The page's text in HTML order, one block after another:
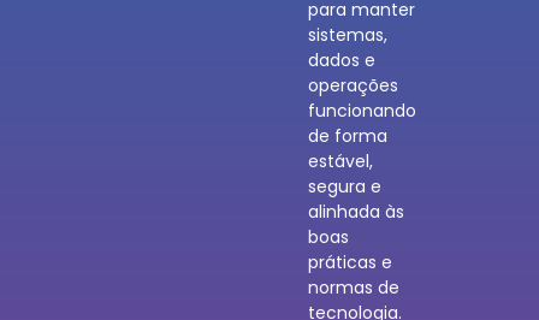
para manter
sistemas,
dados e
operações
funcionando
de forma
estável,
segura e
alinhada às
boas
práticas e
normas de
tecnologia.